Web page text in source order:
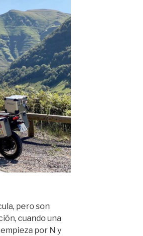
pero son
cuando una
por N y